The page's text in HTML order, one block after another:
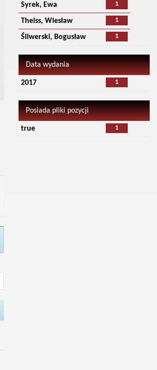
1
Syrek, Ewa
1
Theiss, Wiesław
1
Śliwerski, Bogusław
Data wydania
1
2017
Posiada pliki pozycji
1
true